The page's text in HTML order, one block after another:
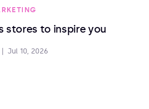
stores to inspire you
Jul 10, 2026